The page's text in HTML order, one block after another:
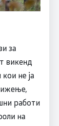
за
викенд
не ја
работи
на